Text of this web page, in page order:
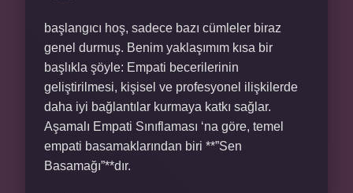
başlangıcı hoş, sadece bazı cümleler biraz
genel durmuş. Benim yaklaşımım kısa bir
başlıkla şöyle: Empati becerilerinin
geliştirilmesi, kişisel ve profesyonel ilişkilerde
daha iyi bağlantılar kurmaya katkı sağlar.
Aşamalı Empati Sınıflaması ‘na göre, temel
empati basamaklarından biri **”Sen
Basamağı”**dır.